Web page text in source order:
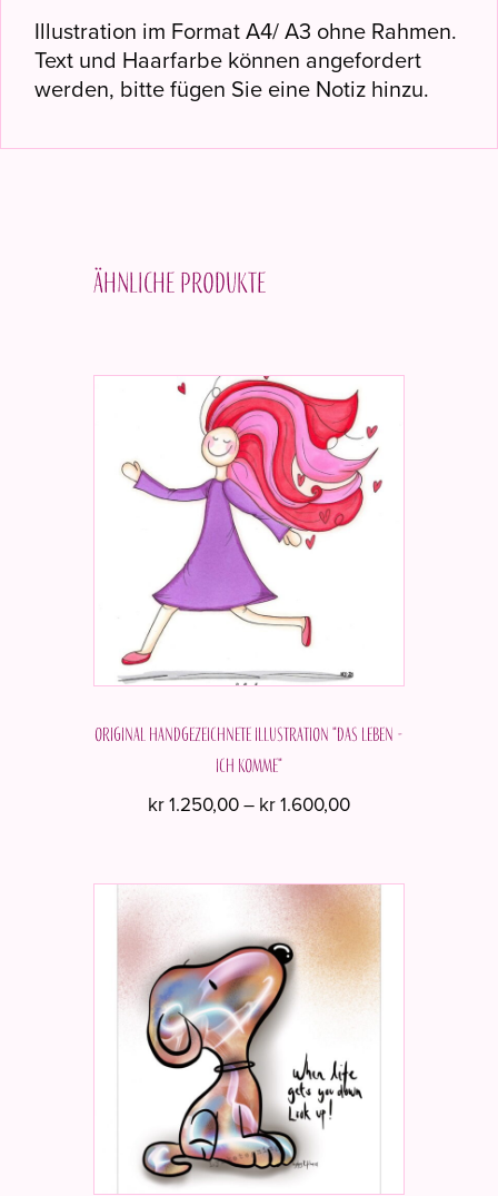
Illustration im Format A4/ A3 ohne Rahmen.
Text und Haarfarbe können angefordert
werden, bitte fügen Sie eine Notiz hinzu.
Ähnliche Produkte
Original handgezeichnete Illustration "Das Leben -
ich komme"
kr1.250,00– kr1.600,00Preisspanne:
kr 1.600,00
weist
mehrere
Varianten
auf.
Die
Optionen
können
auf
der
Produktseite
gewählt